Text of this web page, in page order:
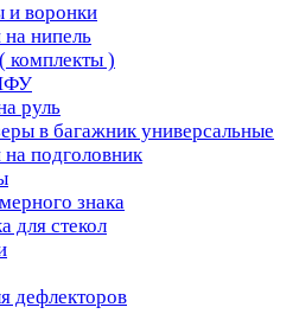
и воронки
нипель
комплекты )
руль
в багажник универсальные
подголовник
знака
для стекол
дефлекторов